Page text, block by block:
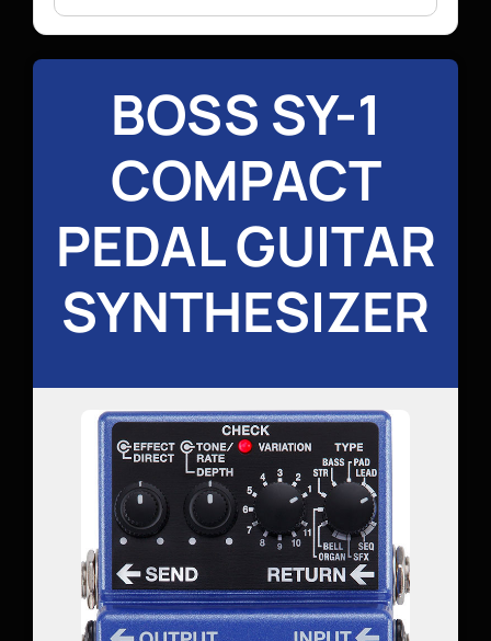
BOSS SY-1
COMPACT
PEDAL GUITAR
SYNTHESIZER